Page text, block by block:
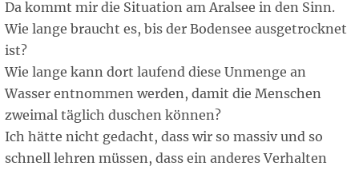
Da kommt mir die Situation am Aralsee in den Sinn.
Wie lange braucht es, bis der Bodensee ausgetrocknet
ist?
Wie lange kann dort laufend diese Unmenge an
Wasser entnommen werden, damit die Menschen
zweimal täglich duschen können?
Ich hätte nicht gedacht, dass wir so massiv und so
schnell lehren müssen, dass ein anderes Verhalten